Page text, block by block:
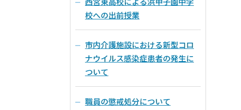
校への出前授業
市内介護施設における新型コロ
ナウイルス感染症患者の発生に
ついて
職員の懲戒処分について